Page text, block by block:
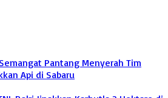
Pantang Menyerah Tim
Api di Sabaru